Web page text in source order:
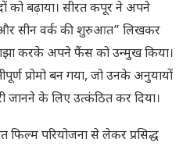
को बढ़ाया। सीरत कपूर ने अपने
और सीन वर्क की शुरुआत” लिखकर
करके अपने फैंस को उन्मुख किया।
प्रोमो बन गया, जो उनके अनुयायों
जानने के लिए उत्कंठित कर दिया।
फिल्म परियोजना से लेकर प्रसिद्ध